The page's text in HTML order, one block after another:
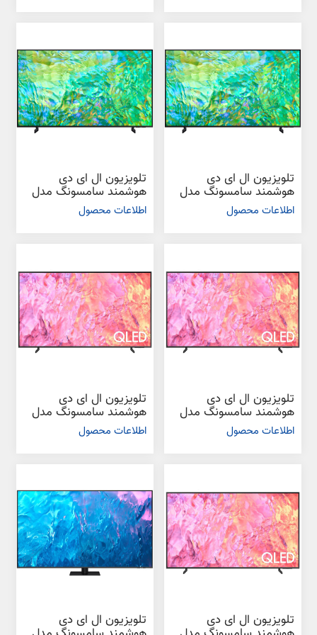
تلویزیون ال ای دی
هوشمند سامسونگ مدل
CU8000 سایز 55 اینچ
اطلاعات محصول
تلویزیون ال ای دی
هوشمند سامسونگ مدل
CU8000 سایز 65 اینچ
اطلاعات محصول
تلویزیون ال ای دی
هوشمند سامسونگ مدل
Q60C سایز 55 اینچ
اطلاعات محصول
تلویزیون ال ای دی
هوشمند سامسونگ مدل
Q60C سایز 75 اینچ
اطلاعات محصول
تلویزیون ال ای دی تلویزیون ال ای دی